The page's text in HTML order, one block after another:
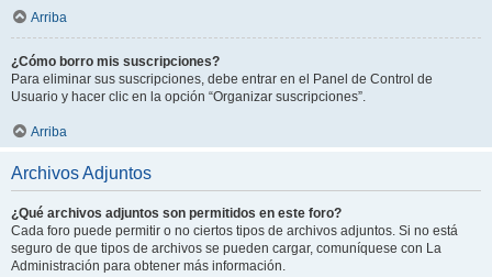
Arriba
¿Cómo borro mis suscripciones?
Para eliminar sus suscripciones, debe entrar en el Panel de Control de
Usuario y hacer clic en la opción “Organizar suscripciones”.
Arriba
Archivos Adjuntos
¿Qué archivos adjuntos son permitidos en este foro?
Cada foro puede permitir o no ciertos tipos de archivos adjuntos. Si no está
seguro de que tipos de archivos se pueden cargar, comuníquese con La
Administración para obtener más información.